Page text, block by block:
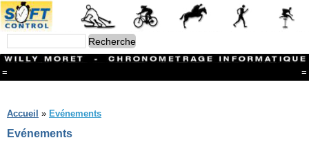
= =
Branches
CONTACT
Accueil » Evénements
Evénements